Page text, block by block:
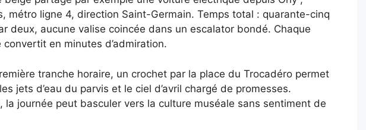
métro ligne 4, direction Saint-Germain. Temps total : quarante-cinq
deux, aucune valise coincée dans un escalator bondé. Chaque
en minutes d’admiration.
tranche horaire, un crochet par la place du Trocadéro permet
jets d’eau du parvis et le ciel d’avril chargé de promesses.
la journée peut basculer vers la culture muséale sans sentiment de